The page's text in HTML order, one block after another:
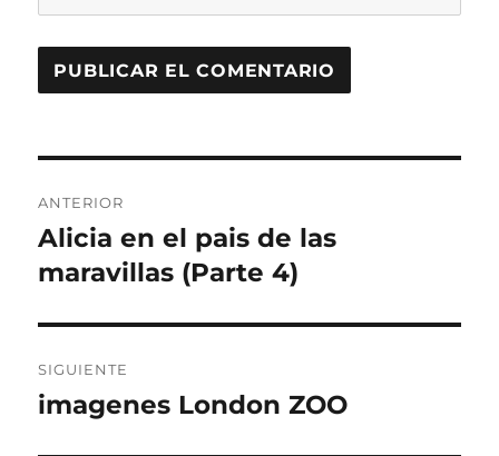
de
entradas
ANTERIOR
Entrada
anterior:
Alicia en el pais de las
maravillas (Parte 4)
SIGUIENTE
Entrada
imagenes London ZOO